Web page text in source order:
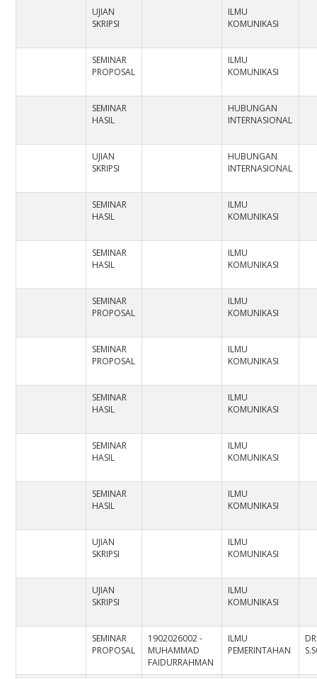
UJIAN
SKRIPSI
ILMU
KOMUNIKASI
SEMINAR
PROPOSAL
ILMU
KOMUNIKASI
SEMINAR
HASIL
HUBUNGAN
INTERNASIONAL
UJIAN
SKRIPSI
HUBUNGAN
INTERNASIONAL
SEMINAR
HASIL
ILMU
KOMUNIKASI
SEMINAR
HASIL
ILMU
KOMUNIKASI
SEMINAR
PROPOSAL
ILMU
KOMUNIKASI
SEMINAR
PROPOSAL
ILMU
KOMUNIKASI
SEMINAR
HASIL
ILMU
KOMUNIKASI
SEMINAR
HASIL
ILMU
KOMUNIKASI
SEMINAR
HASIL
ILMU
KOMUNIKASI
UJIAN
SKRIPSI
ILMU
KOMUNIKASI
UJIAN
SKRIPSI
ILMU
KOMUNIKASI
SEMINAR
PROPOSAL
1902026002 -
MUHAMMAD
FAIDURRAHMAN
ILMU
PEMERINTAHAN